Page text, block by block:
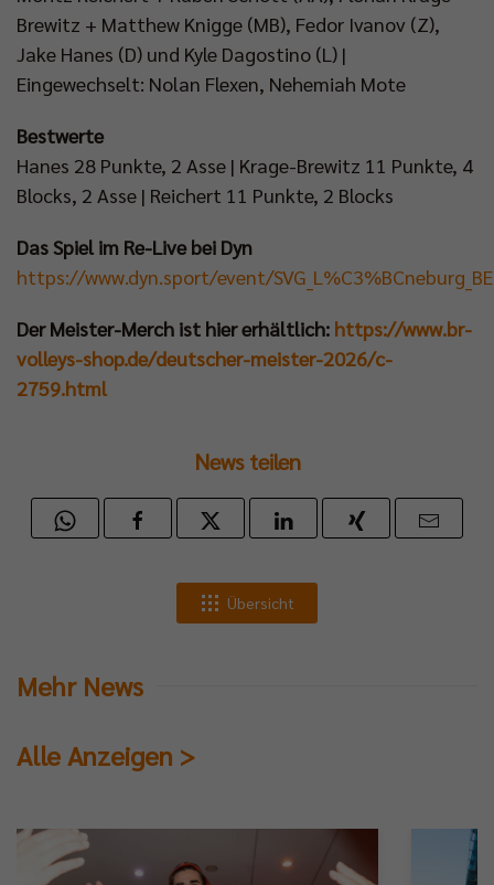
Brewitz + Matthew Knigge (MB), Fedor Ivanov (Z),
Jake Hanes (D) und Kyle Dagostino (L) |
Eingewechselt: Nolan Flexen, Nehemiah Mote
Bestwerte
Hanes 28 Punkte, 2 Asse | Krage-Brewitz 11 Punkte, 4
Blocks, 2 Asse | Reichert 11 Punkte, 2 Blocks
Das Spiel im Re-Live bei Dyn
https://www.dyn.sport/event/
Der Meister-Merch ist hier erhältlich: https://www.br-
volleys-shop.de/deutscher-meister-2026/c-
2759.html
News teilen
Übersicht
Mehr News
Alle Anzeigen >